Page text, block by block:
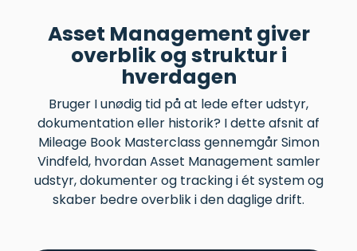
Asset Management giver
overblik og struktur i
hverdagen
Bruger I unødig tid på at lede efter udstyr,
dokumentation eller historik? I dette afsnit af
Mileage Book Masterclass gennemgår Simon
Vindfeld, hvordan Asset Management samler
udstyr, dokumenter og tracking i ét system og
skaber bedre overblik i den daglige drift.